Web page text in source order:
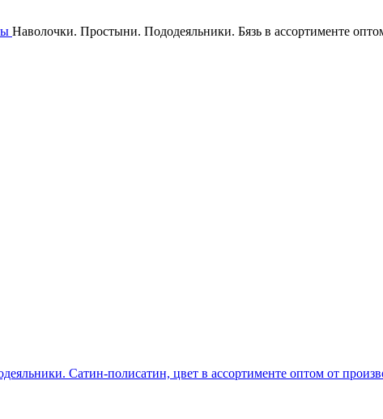
Наволочки. Простыни. Пододеяльники. Бязь в ассортименте
Сатин-полисатин, цвет в ассортименте оптом от